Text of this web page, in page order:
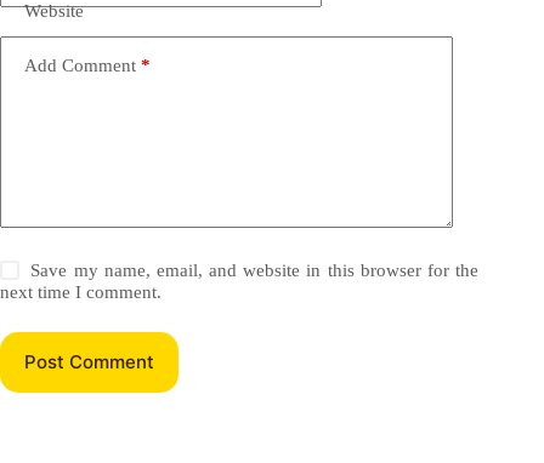
Website
Add Comment *
Save my name, email, and website in this browser for the
next time I comment.
Post Comment